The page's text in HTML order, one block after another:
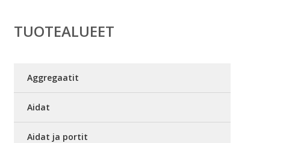
TUOTEALUEET
Aggregaatit
Aidat
Aidat ja portit